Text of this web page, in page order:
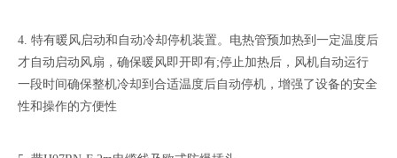
4. 特有暖风启动和自动冷却停机装置。电热管预加热到一定温度后
才自动启动风扇，确保暖风即开即有;停止加热后，风机自动运行
一段时间确保整机冷却到合适温度后自动停机，增强了设备的安全
性和操作的方便性